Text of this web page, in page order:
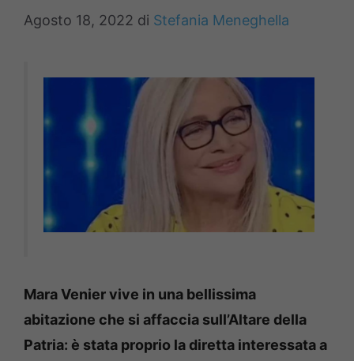
Agosto 18, 2022 di Stefania Meneghella
Mara Venier vive in una bellissima
abitazione che si affaccia sull’Altare della
Patria: è stata proprio la diretta interessata a